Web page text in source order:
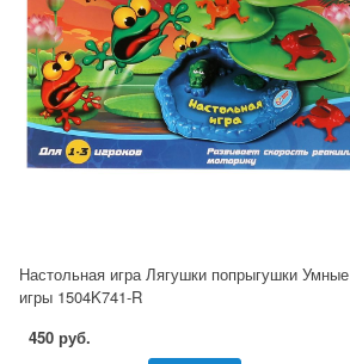
Настольная игра Лягушки попрыгушки Умные
игры 1504K741-R
450 руб.